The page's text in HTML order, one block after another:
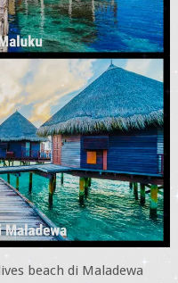
beach di Maladewa